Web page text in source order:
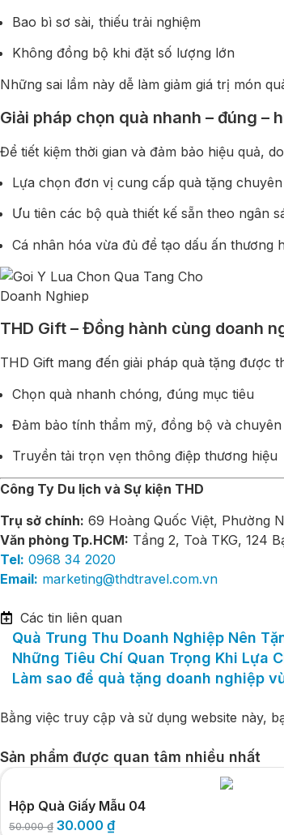
Bao bì sơ sài, thiếu trải nghiệm
Không đồng bộ khi đặt số lượng lớn
Những sai lầm này dễ làm giảm giá trị món
Giải pháp chọn quà nhanh – đúng –
Để tiết kiệm thời gian và đảm bảo hiệu quả,
Lựa chọn đơn vị cung cấp quà tặng
Ưu tiên các bộ quà thiết kế sẵn theo ngân
Cá nhân hóa vừa đủ để tạo dấu ấn thương
THD Gift – Đồng hành cùng doanh
THD Gift mang đến giải pháp quà tặng được
Chọn quà nhanh chóng, đúng mục tiêu
Đảm bảo tính thẩm mỹ, đồng bộ và chuyên
Truyền tải trọn vẹn thông điệp thương hiệu
Công Ty Du lịch và Sự kiện THD
Trụ sở chính: 69 Hoàng Quốc Việt, Phường
Văn phòng Tp.HCM: Tầng 2, Toà TKG, 124
Tel: 0968 34 2020
Email: marketing@thdtravel.com.vn
Các tin liên quan
Quà Trung Thu Doanh Nghiệp Nên
Những Tiêu Chí Quan Trọng Khi Lựa
Làm sao để quà tặng doanh nghiệp
Bằng việc truy cập và sử dụng website này,
Sản phẩm được quan tâm nhiều nhất
Hộp Quà Giấy Mẫu 04
50.000₫ 30.000 ₫